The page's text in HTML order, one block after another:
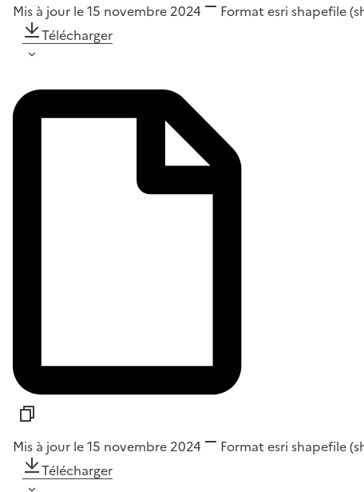
Mis à jour le 15 novembre 2024 Format esri shapefile
Télécharger
Mis à jour le 15 novembre 2024 Format esri shapefile
Télécharger